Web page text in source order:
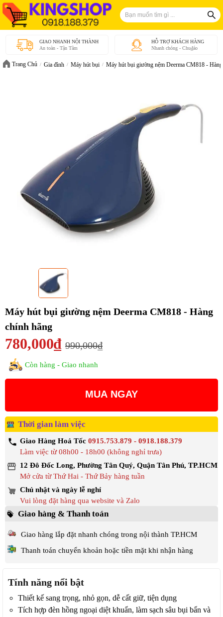
GIAO NHANH NỘI THÀNH
An toàn - Tận Tâm
HỖ TRỢ KHÁCH HÀNG
Nhanh chóng - Chu₫áo
Trang Chủ Gia đình Máy hút bụi Máy hút bụi giường nệm Deerma CM818 -
Máy hút bụi giường nệm Deerma CM818 - Hàng
chính hãng
780,000₫ 990,000₫
Còn hàng - Giao nhanh
MUA NGAY
Thời gian làm việc
Giao Hàng Hoả Tốc 0915.753.879 - 0918.188.379
Làm việc từ 08h00 - 18h00 (không nghỉ trưa)
12 Đô Đốc Long, Phường Tân Quý, Quận Tân Phú, TP.HCM
Mở cửa từ Thứ Hai - Thứ Bảy hàng tuần
Chủ nhật và ngày lễ nghỉ
Vui lòng đặt hàng qua website và Zalo
Giao hàng & Thanh toán
Giao hàng lắp đặt nhanh chóng trong nội thành TP.HCM
Thanh toán chuyển khoản hoặc tiền mặt khi nhận hàng
Tính năng nổi bật
Thiết kế sang trọng, nhỏ gọn, dễ cất giữ, tiện dụng
Tích hợp đèn hồng ngoại diệt khuẩn, làm sạch sâu bụi bẩn và